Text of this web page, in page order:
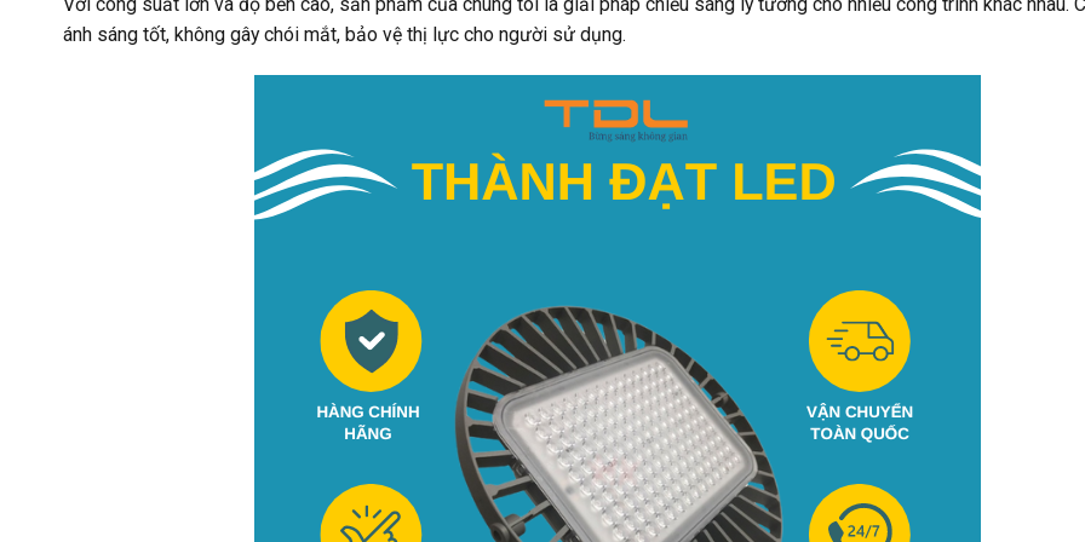
ánh sáng tốt, không gây chói mắt, bảo vệ thị lực cho người sử dụng.